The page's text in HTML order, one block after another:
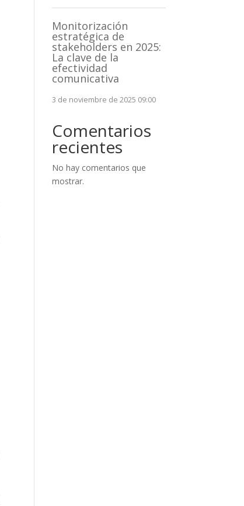
Monitorización
estratégica de
stakeholders en 2025:
La clave de la
efectividad
comunicativa
3 de noviembre de 2025 09:00
Comentarios
recientes
No hay comentarios que
mostrar.